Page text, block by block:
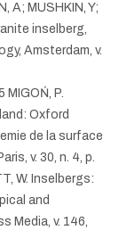
A; MUSHKIN, Y;
inselberg,
Amsterdam, v.
MIGOŃ, P.
Oxford
de la surface
v. 30, n. 4, p.
W. Inselbergs:
and
Media, v. 146,